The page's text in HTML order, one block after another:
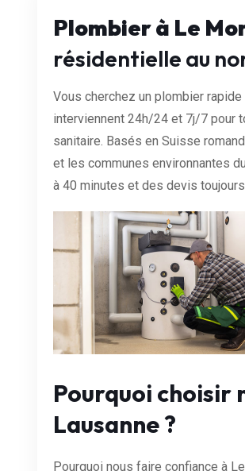
Plombier à Le
résidentielle au
Vous cherchez un plombier
interviennent 24h/24 et 7j/7 pour
sanitaire. Basés en Suisse
et les communes environnantes
à 40 minutes et des devis
Pourquoi choisir
Lausanne ?
Pourquoi nous faire confiance à